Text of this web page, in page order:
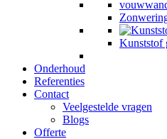
Kunststof
Onderhoud
Referenties
Contact
Veelgestelde vragen
Blogs
Offerte